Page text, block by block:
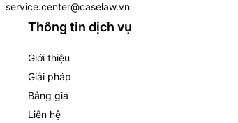
service.center@caselaw.vn
Thông tin dịch vụ
Giới thiệu
Giải pháp
Bảng giá
Liên hệ